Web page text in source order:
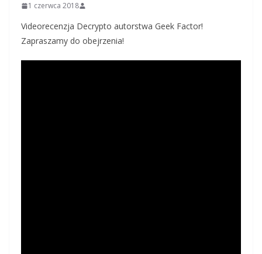
1 czerwca 2018
Videorecenzja Decrypto autorstwa Geek Factor!
Zapraszamy do obejrzenia!